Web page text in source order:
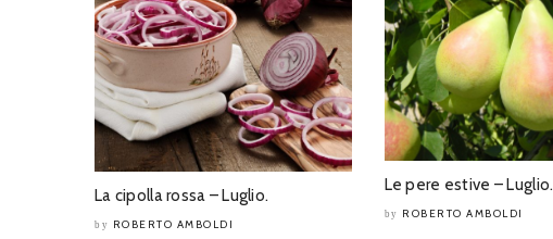
La cipolla rossa – Luglio.
by ROBERTO AMBOLDI
Le pere estive – Luglio.
by ROBERTO AMBOLDI